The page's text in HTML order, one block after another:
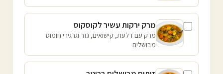
מרק ירקות עשיר לקוסקוס
מרק עם דלעת, קישואים, גזר וגרגירי חומוס
מבושלים